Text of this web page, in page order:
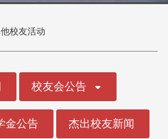
校友活动
校友会公告
金公告 杰出校友新闻